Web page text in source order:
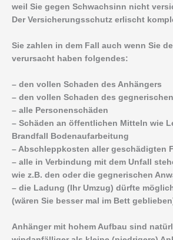
weil Sie gegen Schwachsinn nicht
Der Versicherungsschutz erlischt
Sie zahlen in dem Fall auch wenn Sie
verursacht haben folgendes:
– den vollen Schaden des Anhängers
– den vollen Schaden des
– alle Personenschäden
– Schäden an öffentlichen Mitteln wie
Brandfall Bodenaufarbeitung
– Abschleppkosten aller geschädigten
– alle in Verbindung mit dem Unfall
wie z.B. den oder die gegnerischen
– die Ladung (Ihr Umzug) dürfte
(wären Sie besser mal im Bett
Anhänger mit hohem Aufbau sind